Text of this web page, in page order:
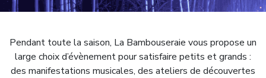
Pendant toute la saison, La Bambouseraie vous propose un
large choix d’évènement pour satisfaire petits et grands :
des manifestations musicales, des ateliers de découvertes